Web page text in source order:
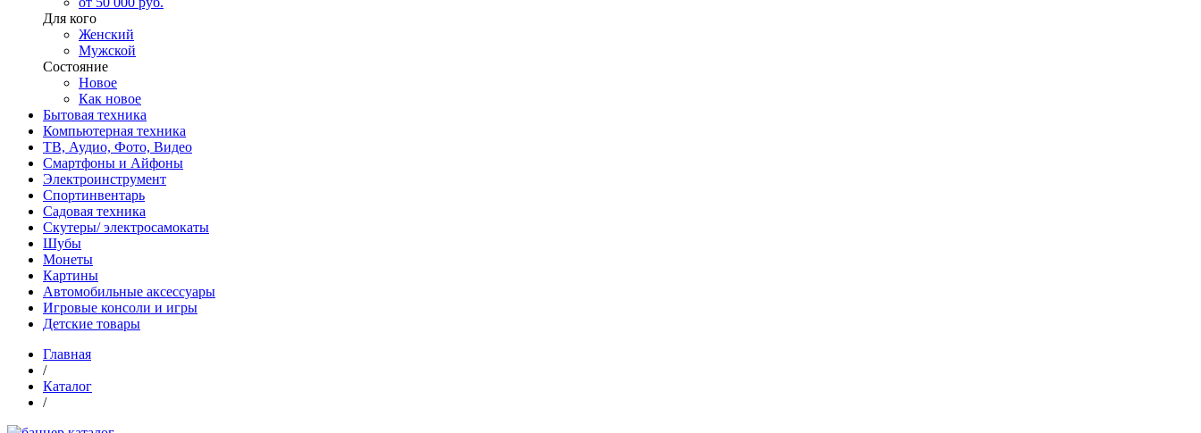
Для кого
Женский
Мужской
Состояние
Новое
Как новое
Бытовая техника
Компьютерная техника
ТВ, Аудио, Фото, Видео
Смартфоны и Айфоны
Электроинструмент
Спортинвентарь
Садовая техника
Скутеры/ электросамокаты
Шубы
Монеты
Картины
Автомобильные аксессуары
Игровые консоли и игры
Детские товары
Главная
/
Каталог
/